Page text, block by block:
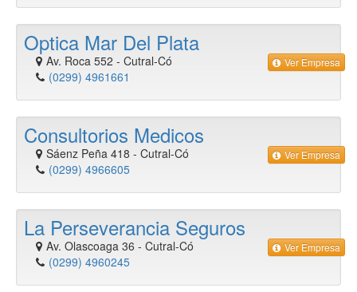
Optica Mar Del Plata
Av. Roca 552 - Cutral-Có
(0299) 4961661
Ver Empresa
Consultorios Medicos
Sáenz Peña 418 - Cutral-Có
(0299) 4966605
Ver Empresa
La Perseverancia Seguros
Av. Olascoaga 36 - Cutral-Có
(0299) 4960245
Ver Empresa